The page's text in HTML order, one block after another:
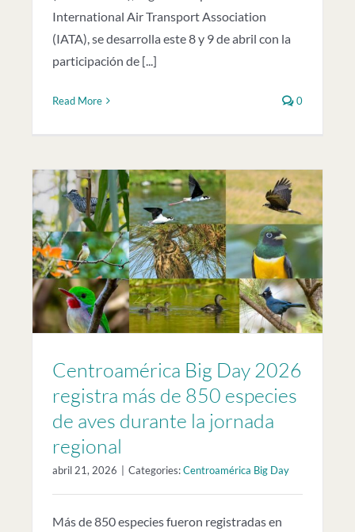
International Air Transport Association
(IATA), se desarrolla este 8 y 9 de abril con la
participación de [...]
Read More 0
Centroamérica Big Day 2026
registra más de 850 especies
de aves durante la jornada
regional
abril 21, 2026 Categories:Centroamérica Big Day
Más de 850 especies fueron registradas en